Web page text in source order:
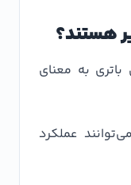
هستند؟
به معنای
عملکرد